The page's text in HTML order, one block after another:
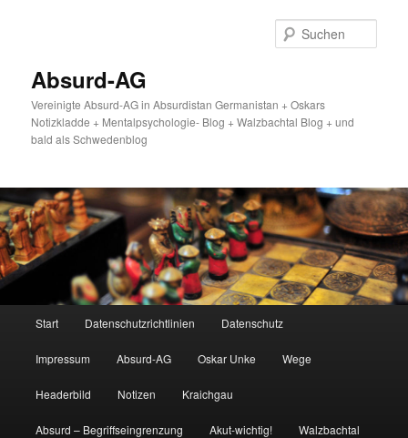
Absurd-AG
Vereinigte Absurd-AG in Absurdistan Germanistan + Oskars
Notizkladde + Mentalpsychologie- Blog + Walzbachtal Blog + und
bald als Schwedenblog
Start Datenschutzrichtlinien Datenschutz
Impressum Absurd-AG Oskar Unke Wege
Headerbild Notizen Kraichgau
Absurd – Begriffseingrenzung Akut-wichtig! Walzbachtal